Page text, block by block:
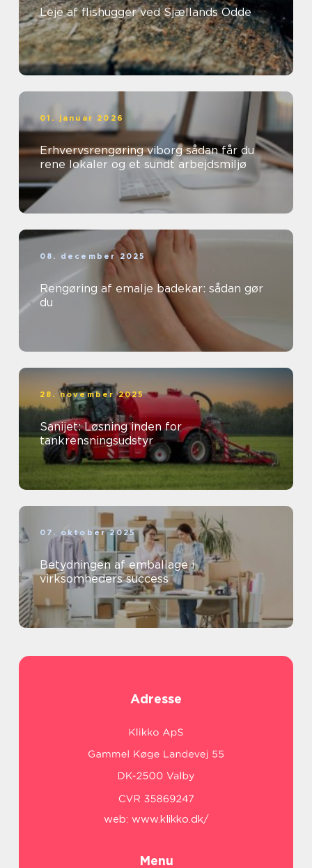
Leje af flishugger ved Sjællands Odde
01. januar 2026
Erhvervsrengøring viborg sådan får du
rene lokaler og et sundt arbejdsmiljø
08. december 2025
Rengøring af emalje badekar: sådan gør
du
28. november 2025
Sanijet: Løsning inden for
tankrensningsudstyr
07. oktober 2025
Betydningen af emballage i
virksomheders success
Adresse
web: www.klikko.dk/
Menu